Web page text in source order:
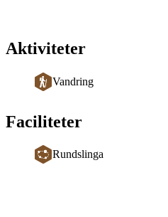
Aktiviteter
Vandring
Faciliteter
Rundslinga